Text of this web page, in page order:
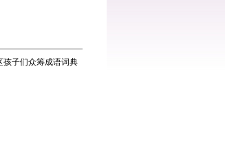
子们众筹成语词典